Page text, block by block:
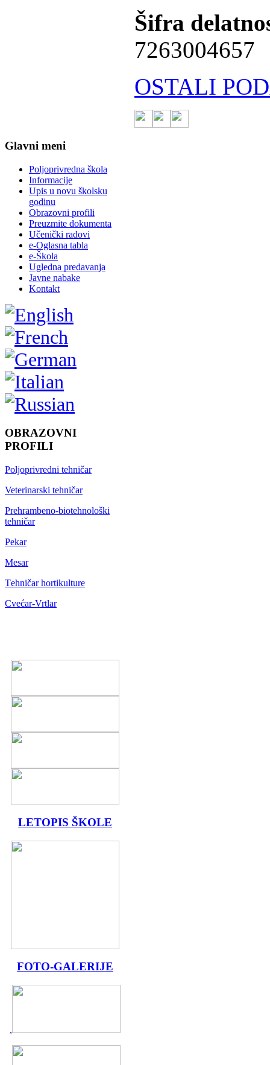
Šifra
7263004657
OSTALI
Glavni meni
Poljoprivredna škola
Informacije
Upis u novu školsku
godinu
Obrazovni profili
Preuzmite dokumenta
Učenički radovi
e-Oglasna tabla
e-Škola
Ugledna predavanja
Javne nabake
Kontakt
OBRAZOVNI
PROFILI
Poljoprivredni tehničar
Veterinarski tehničar
Prehrambeno-biotehnološki
tehničar
Pekar
Mesar
Тehničar hortikulture
Cvećar-Vrtlar
LETOPIS ŠKOLE
FOTO-GALERIJE
.